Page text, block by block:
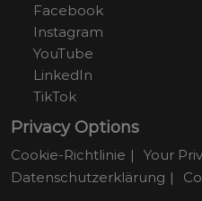
Facebook
Instagram
YouTube
LinkedIn
TikTok
Privacy Options
Cookie-Richtlinie
Your
Datenschutzerklärung